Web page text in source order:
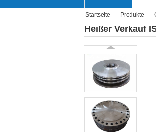
Startseite Produkte
Heißer Verkauf